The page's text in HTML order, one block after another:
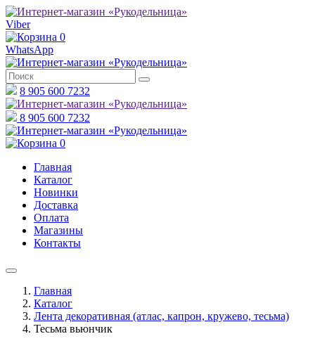
Viber
0
WhatsApp
8 905 600 7232
8 905 600 7232
0
Главная
Каталог
Новинки
Доставка
Оплата
Магазины
Контакты
Главная
Каталог
Лента декоративная (атлас, капрон, кружево, тесьма)
Тесьма вьюнчик